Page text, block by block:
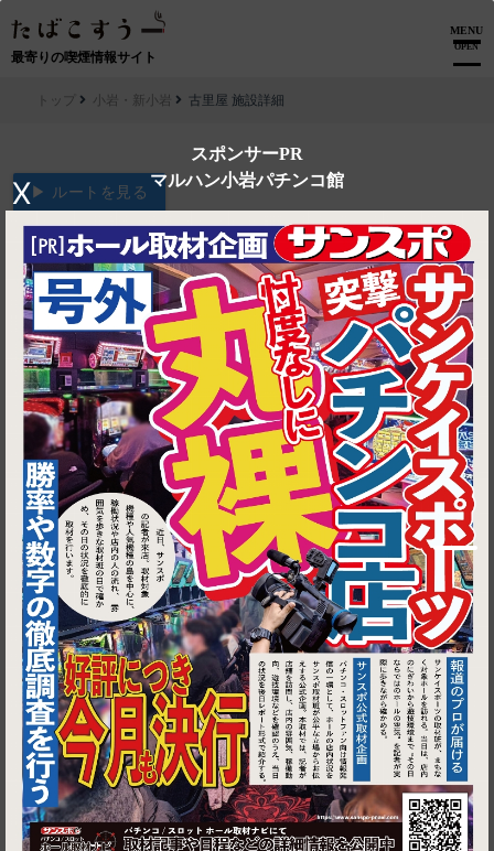
最寄りの喫煙情報サイト
MENU
OPEN
スポンサーPR
マルハン小岩パチンコ館
X
1
トップ 小岩・新小岩 古里屋 施設詳細
▶ ルートを見る
小岩・新小岩│古里屋
東京都江戸川区西小岩1-21-22 松筑ビル2F